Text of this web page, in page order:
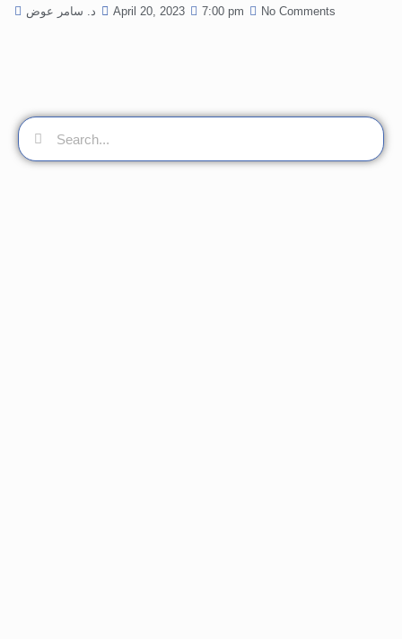
د. سامر عوض April 20, 2023 7:00 pm No Comments